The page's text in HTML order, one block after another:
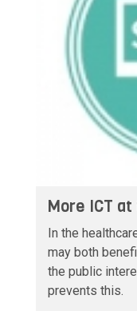
More ICT
In the
may both
the public
prevents this.